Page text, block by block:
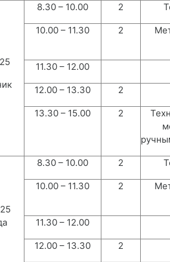
8.30 – 10.00 2
10.00 – 11.30 2
11.30 – 12.00
12.00 – 13.30 2
13.30 – 15.00 2
8.30 – 10.00 2
10.00 – 11.30 2
11.30 – 12.00
12.00 – 13.30 2